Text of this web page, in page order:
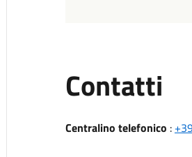
Contatti
Centralino telefonico :